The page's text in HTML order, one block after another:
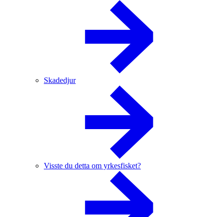
Skadedjur
Visste du detta om yrkesfisket?